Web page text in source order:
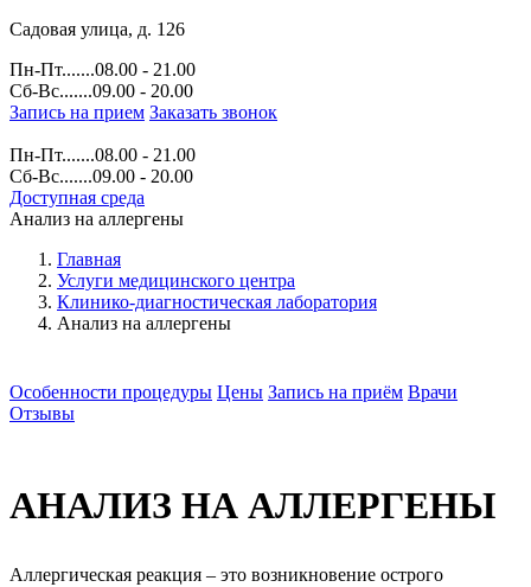
Садовая улица, д. 126
Пн-Пт.......08.00 - 21.00
Сб-Вс.......09.00 - 20.00
Запись на прием Заказать звонок
Пн-Пт.......08.00 - 21.00
Сб-Вс.......09.00 - 20.00
Доступная среда
Анализ на аллергены
Главная
Услуги медицинского центра
Клинико-диагностическая лаборатория
Анализ на аллергены
АНАЛИЗ НА АЛЛЕРГЕНЫ
Особенности процедуры Цены Запись на приём Врачи
Отзывы
Аллергическая реакция – это возникновение острого